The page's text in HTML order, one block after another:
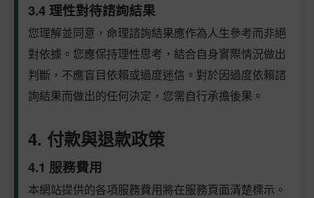
3.4 理性對待諮詢結果
您理解並同意，命理諮詢結果應作為人生參考而非絕
對依據。您應保持理性思考，結合自身實際情況做出
判斷，不應盲目依賴或過度迷信。對於因過度依賴諮
詢結果而做出的任何決定，您需自行承擔後果。
4. 付款與退款政策
4.1 服務費用
本網站提供的各項服務費用將在服務頁面清楚標示。